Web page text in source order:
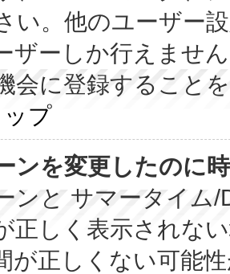
い。他のユーザー
ザーしか行えませ
会に登録すること
プ
ンを変更したのに
ンと サマータイム
正しく表示されな
が正しくない可能